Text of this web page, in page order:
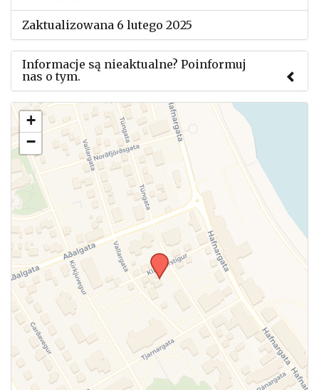
Zaktualizowana 6 lutego 2025
Informacje są nieaktualne? Poinformuj
nas o tym.
Użyj tego formularza aby przesłać informację o
zmianach w powyższym mityngu.
+
−